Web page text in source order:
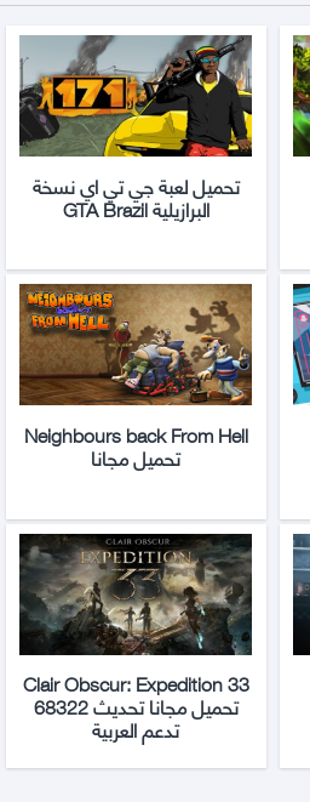
تحميل لعبة جي تي اي نسخة
البرازيلية GTA Brazil
Neighbours back From Hell
تحميل مجانا
Clair Obscur: Expedition 33
تحميل مجانا تحديث 68322
تدعم العربية